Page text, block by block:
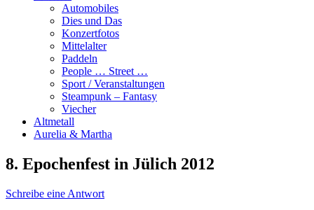
Automobiles
Dies und Das
Konzertfotos
Mittelalter
Paddeln
People … Street …
Sport / Veranstaltungen
Steampunk – Fantasy
Viecher
Altmetall
Aurelia & Martha
8. Epochenfest in Jülich 2012
Schreibe eine Antwort